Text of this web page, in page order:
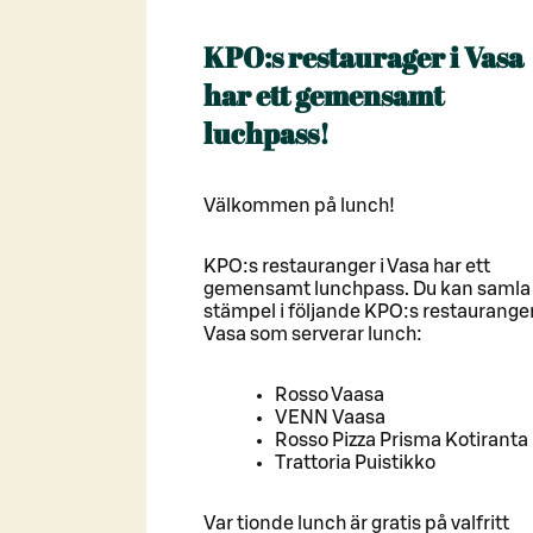
KPO:s restaurager i Vasa
har ett gemensamt
luchpass!
Välkommen på lunch!
KPO:s restauranger i Vasa har ett
gemensamt lunchpass. Du kan samla
stämpel i följande KPO:s
Vasa som serverar lunch:
Rosso Vaasa
VENN Vaasa
Rosso Pizza Prisma Kotiranta
Trattoria Puistikko
Var tionde lunch är gratis på valfritt